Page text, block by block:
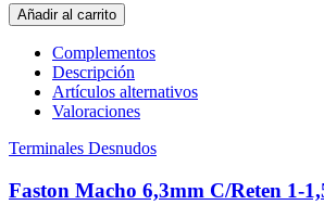
Añadir al carrito
Complementos
Descripción
Artículos alternativos
Valoraciones
Terminales Desnudos
Faston Macho 6,3mm C/Reten 1-